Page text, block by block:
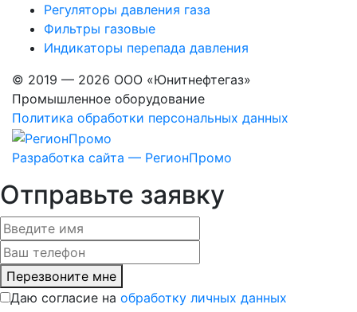
Регуляторы давления газа
Фильтры газовые
Индикаторы перепада давления
© 2019 — 2026 ООО «Юнитнефтегаз»
Промышленное оборудование
Политика обработки персональных данных
Разработка сайта — РегионПромо
Отправьте заявку
Перезвоните мне
Даю согласие на обработку личных данных